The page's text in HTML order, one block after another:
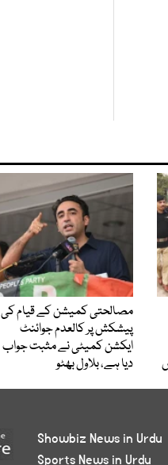
مصالحتی کمیشن کے قیام کی
پیشکش پر کالعدم جوائنٹ
ایکشن کمیٹی نے مثبت جواب
دیا ہے، بلاول بھٹو
Showbiz News in Urdu
Sports News in Urdu